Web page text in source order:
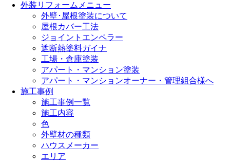
外装リフォームメニュー
外壁･屋根塗装について
屋根カバー工法
ジョイントエンペラー
遮断熱塗料ガイナ
工場・倉庫塗装
アパート・マンション塗装
アパート・マンションオーナー・管理組合様へ
施工事例
施工事例一覧
施工内容
色
外壁材の種類
ハウスメーカー
エリア